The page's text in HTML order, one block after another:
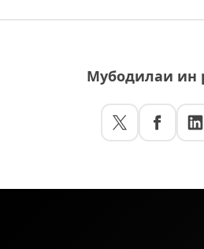
Мубодилаи ин